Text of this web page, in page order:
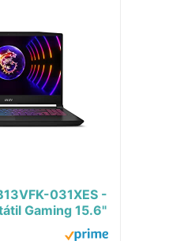
031XES -
Gaming 15.6"